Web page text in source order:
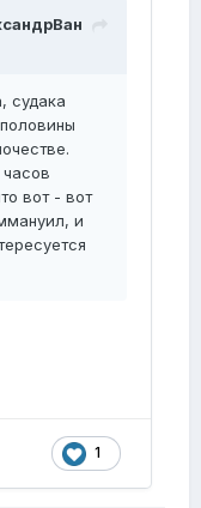
судака
вот - вот
и
1